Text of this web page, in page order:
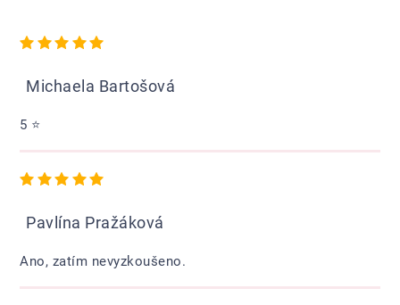
Michaela Bartošová
Hodnocení obchodu je 5 z 5 hvězdiček.
5 ⭐️
Pavlína Pražáková
Hodnocení obchodu je 5 z 5 hvězdiček.
Ano, zatím nevyzkoušeno.